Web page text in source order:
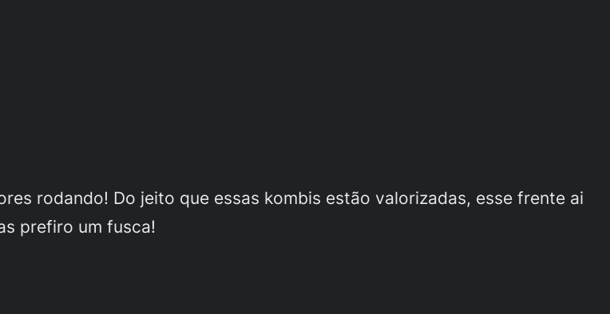
rodando! Do jeito que essas kombis estão valorizadas, esse frente ai
prefiro um fusca!